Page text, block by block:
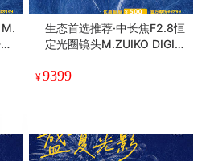
生态首选推荐·中长焦F2.8恒
定光圈镜头M.ZUIKO DIGIT
O
¥9399